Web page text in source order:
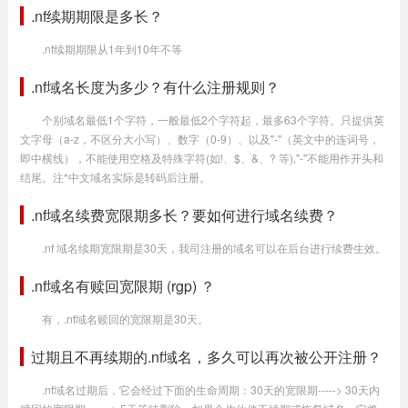
.nf续期期限是多长？
.nf续期期限从1年到10年不等
.nf域名长度为多少？有什么注册规则？
个别域名最低1个字符，一般最低2个字符起，最多63个字符。只提供英
文字母（a-z，不区分大小写）、数字（0-9）、以及"-"（英文中的连词号，
即中横线），不能使用空格及特殊字符(如!、$、&、? 等),"-"不能用作开头和
结尾。注*中文域名实际是转码后注册。
.nf域名续费宽限期多长？要如何进行域名续费？
.nf 域名续期宽限期是30天，我司注册的域名可以在后台进行续费生效。
.nf域名有赎回宽限期 (rgp) ？
有，.nf域名赎回的宽限期是30天。
过期且不再续期的.nf域名，多久可以再次被公开注册？
.nf域名过期后，它会经过下面的生命周期：30天的宽限期-----> 30天内